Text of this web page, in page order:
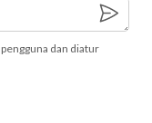
dan diatur